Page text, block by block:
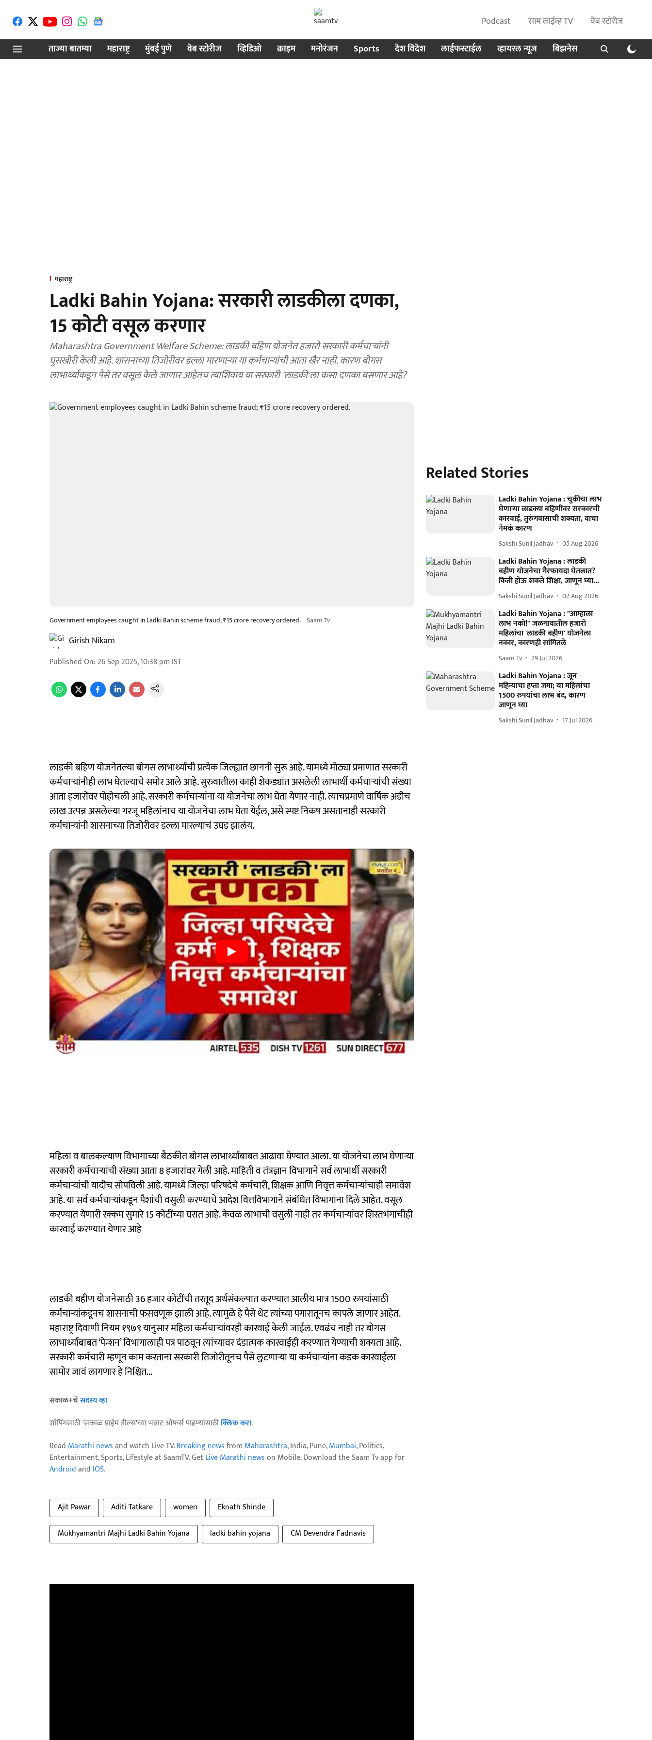
Podcast साम लाईव्ह TV
वेब स्टोरीज
ताज्या बातम्या
महाराष्ट्र मुंबई पुणे वेब स्टोरीज व्हिडिओ क्राइम मनोरंजन Sports देश विदेश लाईफस्टाईल व्हायरल न्यूज बिझनेस
महाराष्ट्र
Ladki Bahin Yojana: सरकारी लाडकीला दणका,
15 कोटी वसूल करणार
Maharashtra Government Welfare Scheme: लाडकी बहिण योजनेत हजारो सरकारी कर्मचाऱ्यांनी
घुसखोरी केली आहे. शासनाच्या तिजोरीवर डल्ला मारणाऱ्या या कर्मचाऱ्यांची आता खैर नाही. कारण बोगस
लाभार्थ्यांकडून पैसे तर वसूल केले जाणार आहेतच त्याशिवाय या सरकारी 'लाडकी'ला कसा दणका बसणार आहे?
Government employees caught in Ladki Bahin scheme fraud; ₹15 crore recovery ordered. Saam Tv
Girish Nikam
Published On: 26 Sep 2025, 10:38 pm IST
लाडकी बहिण योजनेतल्या बोगस लाभार्थ्यांची प्रत्येक जिल्ह्यात छाननी सुरू आहे. यामध्ये मोठ्या प्रमाणात सरकारी
कर्मचाऱ्यांनीही लाभ घेतल्याचे समोर आले आहे. सुरुवातीला काही शेकड्यांत असलेली लाभार्थी कर्मचाऱ्यांची संख्या
आता हजारोंवर पोहोचली आहे. सरकारी कर्मचाऱ्यांना या योजनेचा लाभ घेता येणार नाही. त्याचप्रमाणे वार्षिक अडीच
लाख उत्पन्न असलेल्या गरजू महिलांनाच या योजनेचा लाभ घेता येईल, असे स्पष्ट निकष असतानाही सरकारी
कर्मचाऱ्यांनी शासनाच्या तिजोरीवर डल्ला मारल्याचं उघड झालंय.
महिला व बालकल्याण विभागाच्या बैठकीत बोगस लाभार्थ्यांबाबत आढावा घेण्यात आला. या योजनेचा लाभ घेणाऱ्या
सरकारी कर्मचाऱ्यांची संख्या आता 8 हजारांवर गेली आहे. माहिती व तंत्रज्ञान विभागाने सर्व लाभार्थी सरकारी
कर्मचाऱ्यांची यादीच सोपविली आहे. यामध्ये जिल्हा परिषदेचे कर्मचारी, शिक्षक आणि निवृत्त कर्मचाऱ्यांचाही समावेश
आहे. या सर्व कर्मचाऱ्यांकडून पैशांची वसुली करण्याचे आदेश वित्तविभागाने संबंधित विभागांना दिले आहेत. वसूल
करण्यात येणारी रक्कम सुमारे 15 कोटींच्या घरात आहे. केवळ लाभाची वसुली नाही तर कर्मचाऱ्यांवर शिस्तभंगाचीही
कारवाई करण्यात येणार आहे
लाडकी बहीण योजनेसाठी 36 हजार कोटींची तरतूद अर्थसंकल्पात करण्यात आलीय मात्र 1500 रुपयांसाठी
कर्मचाऱ्यांकडूनच शासनाची फसवणूक झाली आहे. त्यामुळे हे पैसे थेट त्यांच्या पगारातूनच कापले जाणार आहेत.
महाराष्ट्र दिवाणी नियम १९७९ यानुसार महिला कर्मचाऱ्यांवरही कारवाई केली जाईल. एवढंच नाही तर बोगस
लाभार्थ्यांबाबत ‘पेन्शन’ विभागालाही पत्र पाठवून त्यांच्यावर दंडात्मक कारवाईही करण्यात येण्याची शक्यता आहे.
सरकारी कर्मचारी म्हणून काम करताना सरकारी तिजोरीतूनच पैसे लुटणाऱ्या या कर्मचाऱ्यांना कडक कारवाईला
सामोर जावं लागणार हे निश्चित...
सकाळ+चेसदस्य व्हा
शॉपिंगसाठी 'सकाळ प्राईम डील्स'च्या भन्नाट ऑफर्स पाहण्यासाठीक्लिक करा.
Read Marathi newsand watch Live TV.Breaking newsfrom Maharashtra, India, Pune,Mumbai, Politics,
Entertainment, Sports, Lifestyle at SaamTV. GetLive Marathi newson Mobile. Download the Saam Tv app for
Androidand IOS.
Ajit Pawar Aditi Tatkare women
Eknath Shinde
Mukhyamantri Majhi Ladki Bahin Yojana
ladki bahin yojana CM Devendra Fadnavis
Related Stories
Ladki Bahin Yojana : चुकीचा लाभ
घेणार्‍या लाडक्या बहि‍णींवर सरकारची
कारवाई, तुरुंगवासाची शक्यता, वाचा
नेमकं कारण
Sakshi Sunil Jadhav 05 Aug 2026
Ladki Bahin Yojana : लाडकी
बहीण योजनेचा गैरफायदा घेतलात?
किती होऊ शकते शिक्षा, जाणून घ्या...
Sakshi Sunil Jadhav 02 Aug 2026
Ladki Bahin Yojana : "आम्हाला
लाभ नको!" जळगावातील हजारो
महिलांचा 'लाडकी बहीण' योजनेला
नकार, कारणही सांगितले
Saam Tv 29 Jul 2026
Ladki Bahin Yojana : जून
महिन्याचा हप्ता जमा; या महिलांचा
1500 रुपयांचा लाभ बंद, कारण
जाणून घ्या
Sakshi Sunil Jadhav 17 Jul 2026